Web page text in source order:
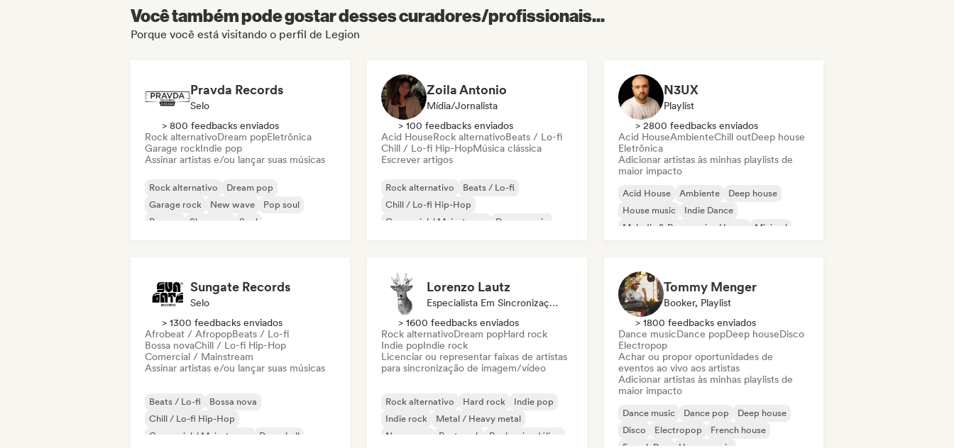
Você também pode gostar desses curadores/profissionais...
Porque você está visitando o perfil de Legion
Pravda Records
Selo
> 800 feedbacks enviados
Rock alternativoDream popEletrônica
Garage rockIndie pop
Assinar artistas e/ou lançar suas músicas
Rock alternativo
Dream pop
Garage rock
New wave
Pop soul
Reggae
Shoegaze Soul
Zoila Antonio
Mídia/Jornalista
> 100 feedbacks enviados
Acid HouseRock alternativoBeats / Lo-fi
Chill / Lo-fi Hip-HopMúsica clássica
Escrever artigos
Rock alternativo
Beats / Lo-fi
Chill / Lo-fi Hip-Hop
Comercial / Mainstream
Dance music
N3UX
Playlist
> 2800 feedbacks enviados
Acid HouseAmbienteChill outDeep house
Eletrônica
Adicionar artistas às minhas playlists de
maior impacto
Acid House Ambiente
Deep house
House music
Indie Dance
Melodic & Progressive House
Minimal
Sungate Records
Selo
> 1300 feedbacks enviados
Afrobeat / AfropopBeats / Lo-fi
Bossa novaChill / Lo-fi Hip-Hop
Comercial / Mainstream
Assinar artistas e/ou lançar suas músicas
Beats / Lo-fi
Bossa nova
Chill / Lo-fi Hip-Hop
Comercial / Mainstream
Dancehall
Lorenzo Lautz
Especialista Em Sincronização
> 1600 feedbacks enviados
Rock alternativoDream popHard rock
Indie popIndie rock
Licenciar ou representar faixas de artistas
para sincronização de imagem/vídeo
Rock alternativo Hard rock
Indie pop
Indie rock
Metal / Heavy metal
New wave
Post punk Rock psicodélico
Tommy Menger
Booker, Playlist
> 1800 feedbacks enviados
Dance musicDance popDeep houseDisco
Electropop
Achar ou propor oportunidades de
eventos ao vivo aos artistas
Adicionar artistas às minhas playlists de
maior impacto
Dance music Dance pop
Deep house
Disco
Electropop
French house